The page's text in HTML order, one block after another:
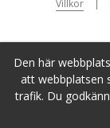
Den här
att webbplatsen
trafik. Du
Villkor